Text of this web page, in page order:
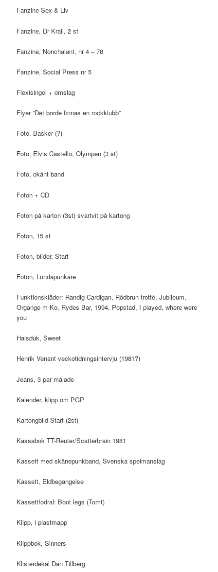
Fanzine Sex & Liv
Fanzine, Dr Krall, 2 st
Fanzine, Nonchalant, nr 4 – 78
Fanzine, Social Press nr 5
Flexisingel + omslag
Flyer ”Det borde finnas en rockklubb”
Foto, Basker (?)
Foto, Elvis Castello, Olympen (3 st)
Foto, okänt band
Foton + CD
Foton på karton (3st) svartvit på kartong
Foton, 15 st
Foton, bilder, Start
Foton, Lundapunkare
Funktionskläder: Randig Cardigan, Rödbrun frotté, Jubileum,
Organge m Ko, Rydes Bar, 1994, Popstad, I played, where were
you
Halsduk, Sweet
Henrik Venant veckotidningsintervju (1981?)
Jeans, 3 par målade
Kalender, klipp om PGP
Kartongbild Start (2st)
Kassabok TT-Reuter/Scatterbrain 1981
Kassett med skånepunkband, Svenska spelmanslag
Kassett, Eldbegängelse
Kassettfodral: Boot legs (Tomt)
Klipp, i plastmapp
Klippbok, Sinners
Klisterdekal Dan Tillberg